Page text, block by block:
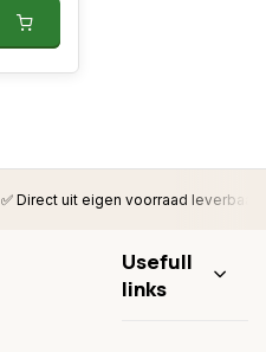
✅ Direct uit eigen voorraad leverbaar
Usefull
links